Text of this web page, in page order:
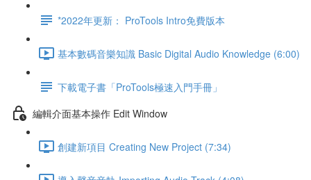
*2022年更新： ProTools Intro免費版本
基本數碼音樂知識 Basic Digital Audio Knowledge (6:00)
下載電子書「ProTools極速入門手冊」
編輯介面基本操作 Edit Window
創建新項目 Creating New Project (7:34)